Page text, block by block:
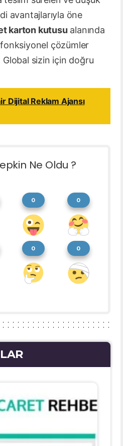
avantajlarıyla öne
karton kutusu alanında
çözümler
Global sizin için doğru
Dijital Reklam Ajansı
Ne Oldu ?
0 0
0 0